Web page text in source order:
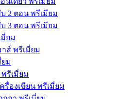
2 ตอน พรีเมียม
3 ตอน พรีเมียม
ยม
าส์ พรีเมี่ยม
ม
รีเมี่ยม
รื่องเขียน พรีเมี่ยม